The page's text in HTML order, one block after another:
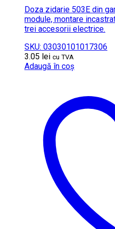
Doza zidarie 503E din
module, montare
trei accesorii electrice.
SKU: 03030101017306
3.05 lei cu TVA
Adaugă în coș